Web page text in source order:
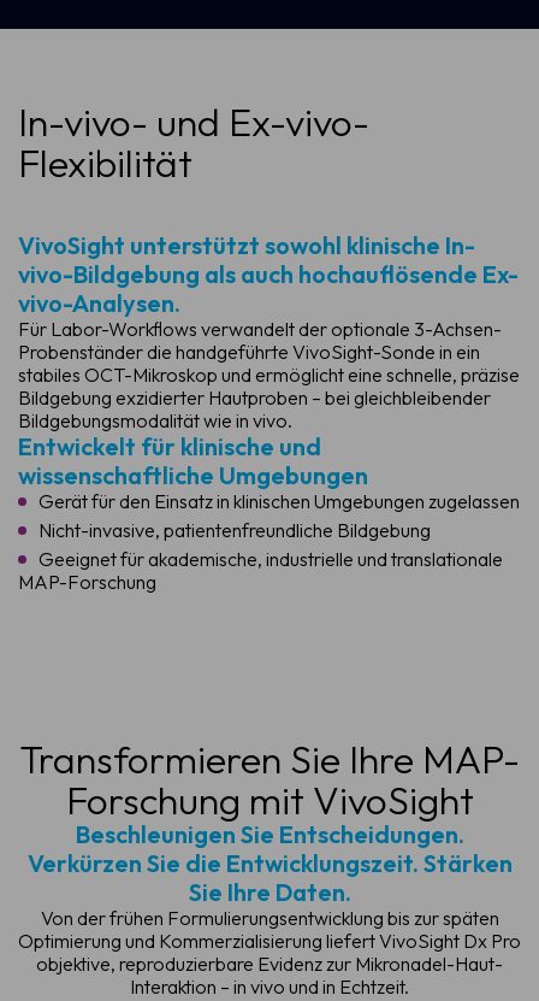
In-vivo- und Ex-vivo-
Flexibilität
VivoSight unterstützt sowohl klinische In-
vivo-Bildgebung als auch hochauflösende Ex-
vivo-Analysen.
Für Labor-Workflows verwandelt der optionale 3-Achsen-
Probenständer die handgeführte VivoSight-Sonde in ein
stabiles OCT-Mikroskop und ermöglicht eine schnelle, präzise
Bildgebung exzidierter Hautproben – bei gleichbleibender
Bildgebungsmodalität wie in vivo.
Entwickelt für klinische und
wissenschaftliche Umgebungen
Gerät für den Einsatz in klinischen Umgebungen zugelassen
Nicht-invasive, patientenfreundliche Bildgebung
Geeignet für akademische, industrielle und translationale
MAP-Forschung
Transformieren Sie Ihre MAP-
Forschung mit VivoSight
Beschleunigen Sie Entscheidungen.
Verkürzen Sie die Entwicklungszeit. Stärken
Sie Ihre Daten.
Von der frühen Formulierungsentwicklung bis zur späten
Optimierung und Kommerzialisierung liefert VivoSight Dx Pro
objektive, reproduzierbare Evidenz zur Mikronadel-Haut-
Interaktion – in vivo und in Echtzeit.